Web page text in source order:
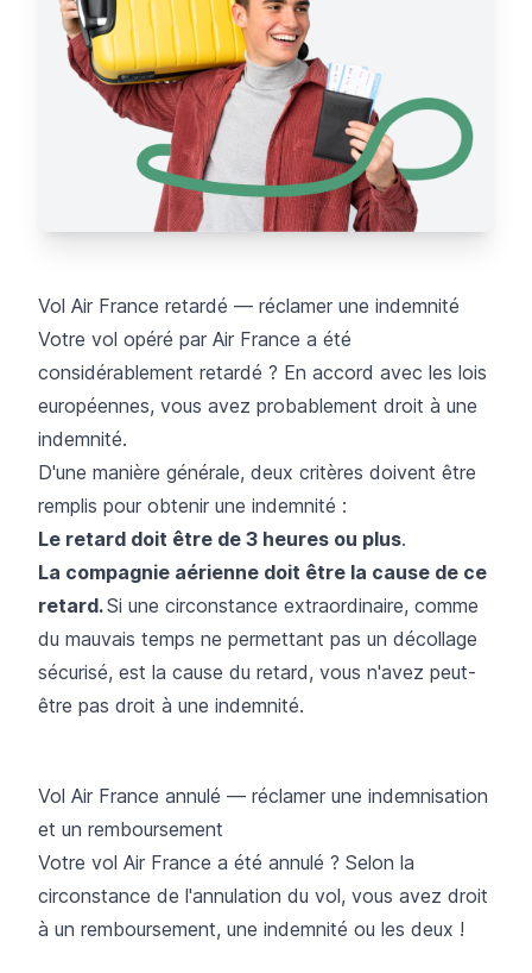
Vol Air France retardé — réclamer une indemnité
Votre vol opéré par Air France a été
considérablement retardé ? En accord avec les lois
européennes, vous avez probablement droit à une
indemnité.
D'une manière générale, deux critères doivent être
remplis pour obtenir une indemnité :
Le retard doit être de 3 heures ou plus.
La compagnie aérienne doit être la cause de ce
retard.Si une circonstance extraordinaire, comme
du mauvais temps ne permettant pas un décollage
sécurisé, est la cause du retard, vous n'avez peut-
être pas droit à une indemnité.
Vol Air France annulé — réclamer une indemnisation
et un remboursement
Votre vol Air France a été annulé ? Selon la
circonstance de l'annulation du vol, vous avez droit
à un remboursement, une indemnité ou les deux !